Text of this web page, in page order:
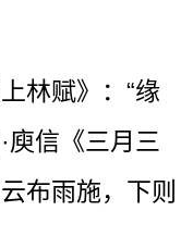
林赋》：“缘
庾信《三月三
布雨施，下则